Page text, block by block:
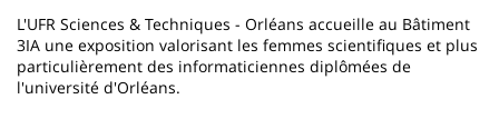
L'UFR Sciences & Techniques - Orléans accueille au Bâtiment
3IA une exposition valorisant les femmes scientifiques et plus
particulièrement des informaticiennes diplômées de
l'université d'Orléans.